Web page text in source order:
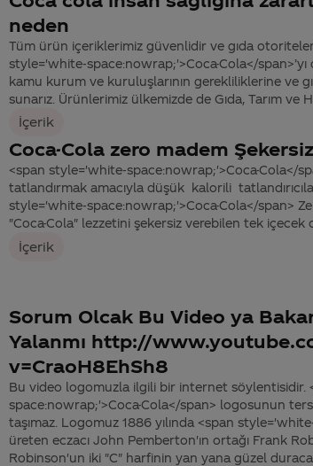
neden
Tüm ürün içeriklerimiz güvenlidir ve gıda
style='white-space:nowrap;'>Coca-Cola</
kamu kurum ve kuruluşlarının gerekliliklerine ve
sunarız. Ürünlerimiz ülkemizde de Gıda, Tarım ve
İçerik
Coca-Cola zero madem Şekersiz
<span style='white-space:nowrap;'>Coca-Cola</
tatlandırmak amacıyla düşük kalorili
style='white-space:nowrap;'>Coca-Cola</span>
"Coca-Cola" lezzetini şekersiz verebilen tek içecek
İçerik
Sorum Olcak Bu Video ya
Yalanmı http://
v=CraoH8EhSh8
Bu video logomuzla ilgili bir internet söylentisidir.
space:nowrap;'>Coca-Cola</span> logosunun
taşımaz. Logomuz 1886 yılında <span
üreten eczacı John Pemberton'ın ortağı Frank
Robinson'un iki "C" harfinin yan yana güzel